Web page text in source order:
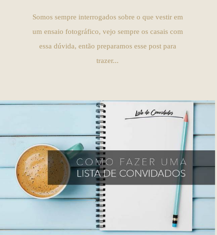
Somos sempre interrogados sobre o que vestir em
um ensaio fotográfico, vejo sempre os casais com
essa dúvida, então preparamos esse post para
trazer...